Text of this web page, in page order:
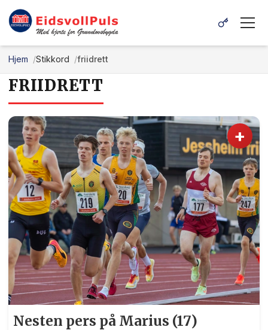
Hjem Stikkord friidrett
FRIIDRETT
+
Nesten pers på Marius (17)